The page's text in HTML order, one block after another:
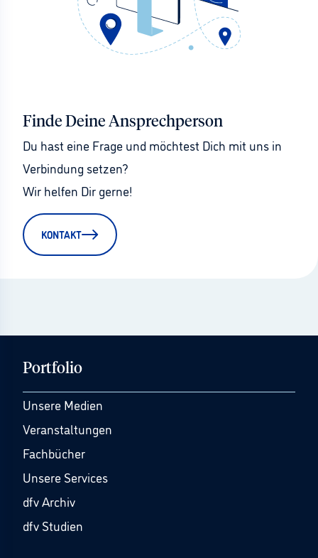
Finde Deine Ansprechperson
Du hast eine Frage und möchtest Dich mit uns in
Verbindung setzen?
Wir helfen Dir gerne!
KONTAKT
Portfolio
Unsere Medien
Veranstaltungen
Fachbücher
Unsere Services
dfv Archiv
dfv Studien